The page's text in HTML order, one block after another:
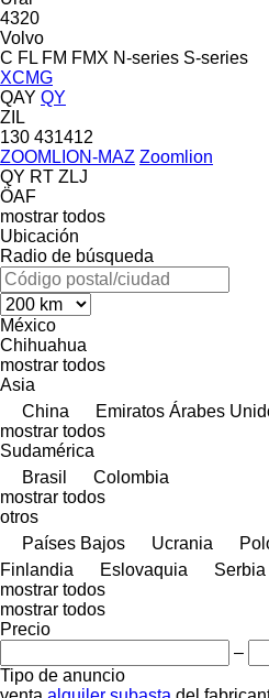
4320
Volvo
C FL FM FMX N-series S-series
XCMG
QAY QY
ZIL
130 431412
ZOOMLION-MAZ Zoomlion
QY RT ZLJ
ÖAF
mostrar todos
Ubicación
Radio de búsqueda
México
Chihuahua
mostrar todos
Asia
China
Emiratos Árabes
mostrar todos
Sudamérica
Brasil
Colombia
mostrar todos
otros
Países Bajos
Ucrania
Finlandia
Eslovaquia Serbia
mostrar todos
mostrar todos
Precio
–
Tipo de anuncio